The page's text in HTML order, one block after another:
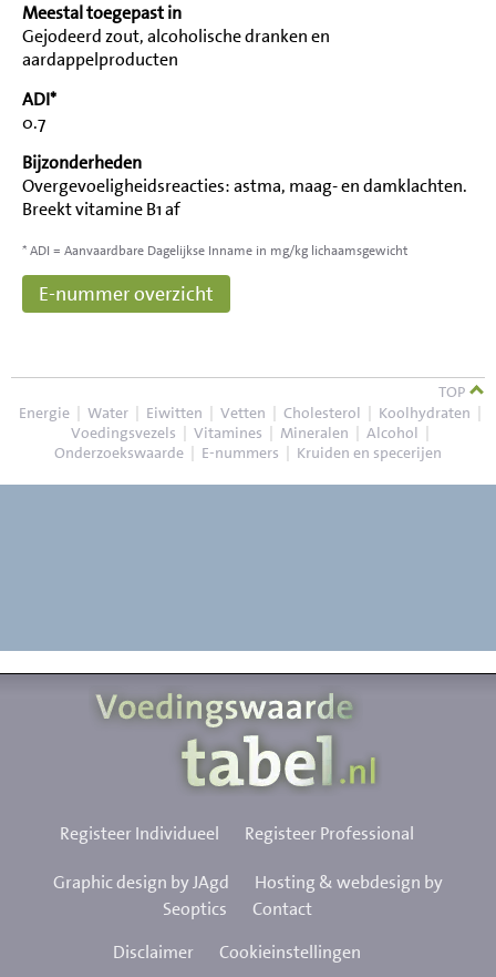
Meestal toegepast in
Gejodeerd zout, alcoholische dranken en
aardappelproducten
ADI*
0.7
Bijzonderheden
Overgevoeligheidsreacties: astma, maag- en damklachten.
Breekt vitamine B1 af
* ADI = Aanvaardbare Dagelijkse Inname in mg/kg lichaamsgewicht
E-nummer overzicht
TOP
Energie | Water | Eiwitten | Vetten | Cholesterol | Koolhydraten |
Voedingsvezels | Vitamines | Mineralen | Alcohol |
Onderzoekswaarde | E-nummers | Kruiden en specerijen
Registeer Individueel Registeer Professional
Graphic design by JAgd
Hosting & webdesign by
Seoptics
Contact
Disclaimer
Cookieinstellingen